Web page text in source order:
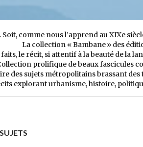
comme nous l’apprend au XIXe
La collection « Bambane » des
faits, le récit, si attentif à la beauté de la
prolifique de beaux fascicules
des sujets métropolitains brassant
explorant urbanisme, histoire,